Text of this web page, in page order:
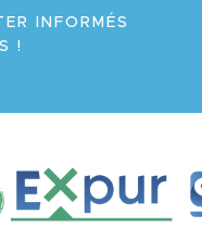
INFORMÉS
!